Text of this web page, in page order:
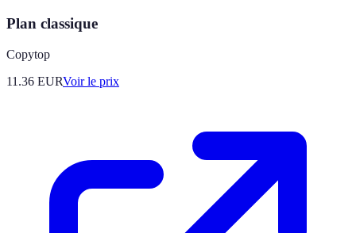
Plan classique
Copytop
11.36 EURVoir le prix